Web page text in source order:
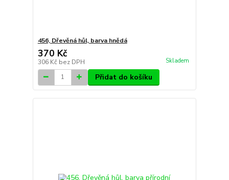
456, Dřevěná hůl, barva hnědá
370 Kč
306 Kč bez DPH Skladem
Přidat do košíku